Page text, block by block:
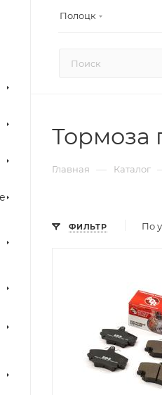
Полоцк
Тормоза
Главная — Каталог
ФИЛЬТР По